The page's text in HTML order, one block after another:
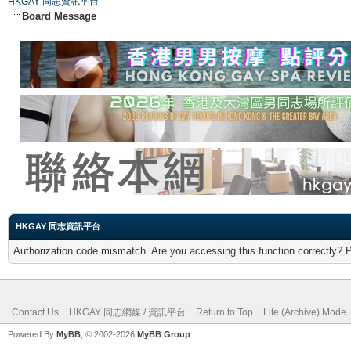
Board Message
HKGAY 同志資訊平台
Authorization code mismatch. Are you accessing this function correctly?
Contact Us HKGAY 同志網媒 / 資訊平台 Return to Top Lite (Archive) Mode
Powered By MyBB , © 2002-2026 MyBB Group